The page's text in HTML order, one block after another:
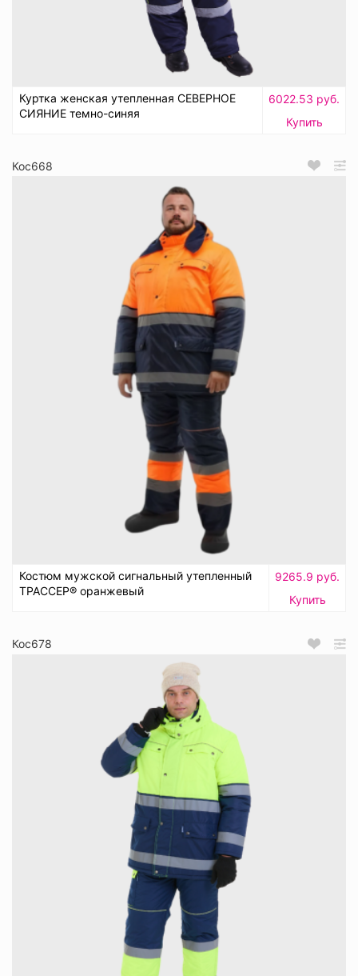
Куртка женская утепленная СЕВЕРНОЕ
СИЯНИЕ темно-синяя
6022.53 руб.
Купить
Кос668
Костюм мужской сигнальный утепленный
ТРАССЕР® оранжевый
9265.9 руб.
Купить
Кос678